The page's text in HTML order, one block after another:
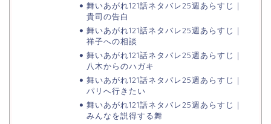
舞いあがれ121話ネタバレ25週あらすじ｜
貴司の告白
舞いあがれ121話ネタバレ25週あらすじ｜
祥子への相談
舞いあがれ121話ネタバレ25週あらすじ｜
八木からのハガキ
舞いあがれ121話ネタバレ25週あらすじ｜
パリへ行きたい
舞いあがれ121話ネタバレ25週あらすじ｜
みんなを説得する舞